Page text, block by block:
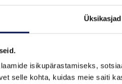
Üksikasjad
isikupärastamiseks,
selle kohta, kuidas meie saiti